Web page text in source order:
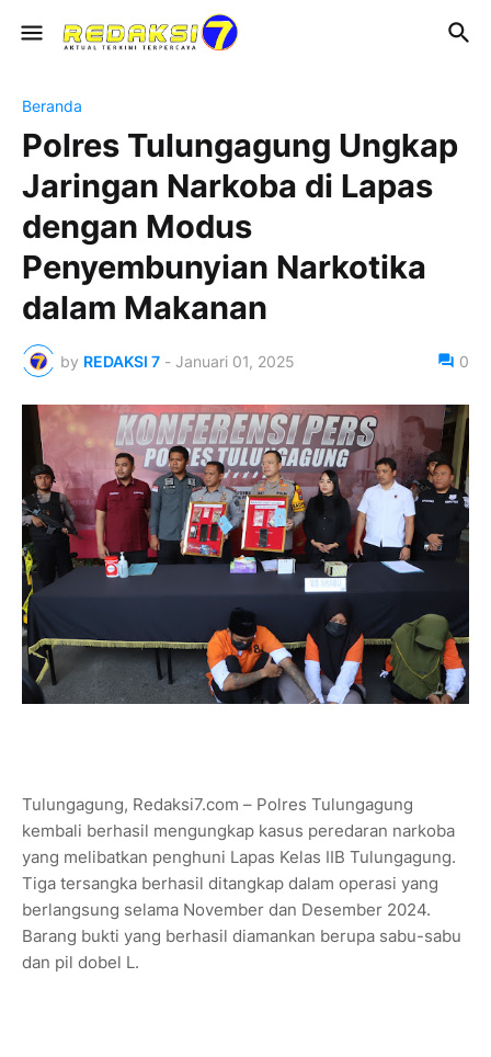
Beranda
Polres Tulungagung Ungkap
Jaringan Narkoba di Lapas
dengan Modus
Penyembunyian Narkotika
dalam Makanan
by REDAKSI 7 - Januari 01, 2025 0
Tulungagung, Redaksi7.com – Polres Tulungagung
kembali berhasil mengungkap kasus peredaran narkoba
yang melibatkan penghuni Lapas Kelas IIB Tulungagung.
Tiga tersangka berhasil ditangkap dalam operasi yang
berlangsung selama November dan Desember 2024.
Barang bukti yang berhasil diamankan berupa sabu-sabu
dan pil dobel L.